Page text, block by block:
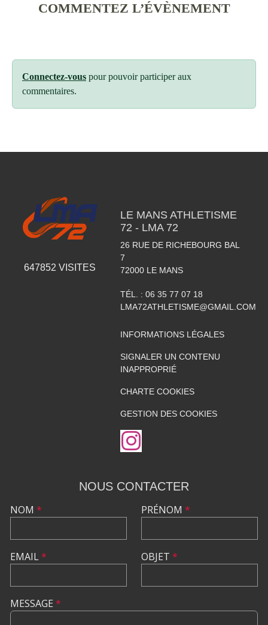
COMMENTEZ L’ÉVÈNEMENT
Connectez-vous pour pouvoir participer aux
commentaires.
647852 VISITES
LE MANS ATHLETISME
72 - LMA 72
26 RUE DE RICHEBOURG BAL
7
72000 LE MANS
TÉL. : 06 35 77 07 18
LMA72ATHLETISME@GMAIL.COM
INFORMATIONS LÉGALES
SIGNALER UN CONTENU
INAPPROPRIÉ
CHARTE COOKIES
GESTION DES COOKIES
NOUS CONTACTER
NOM *
EMAIL*
PRÉNOM *
OBJET *
MESSAGE *